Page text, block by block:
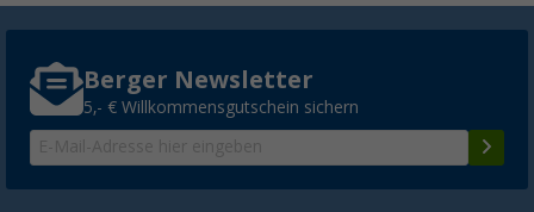
Berger Newsletter
5,- € Willkommensgutschein sichern